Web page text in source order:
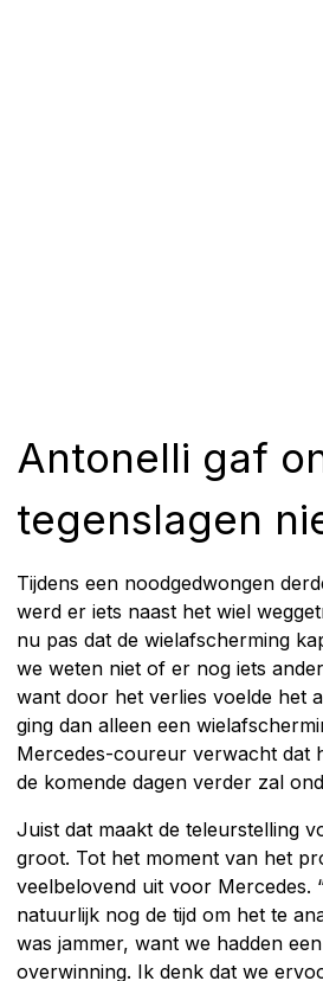
Antonelli gaf
tegenslagen
Tijdens een noodgedwongen
werd er iets naast het wiel
nu pas dat de wielafscherming
we weten niet of er nog iets
want door het verlies voelde het
ging dan alleen een
Mercedes-coureur verwacht dat
de komende dagen verder zal
Juist dat maakt de teleurstelling
groot. Tot het moment van het
veelbelovend uit voor Mercedes.
natuurlijk nog de tijd om het te
was jammer, want we hadden
overwinning. Ik denk dat we